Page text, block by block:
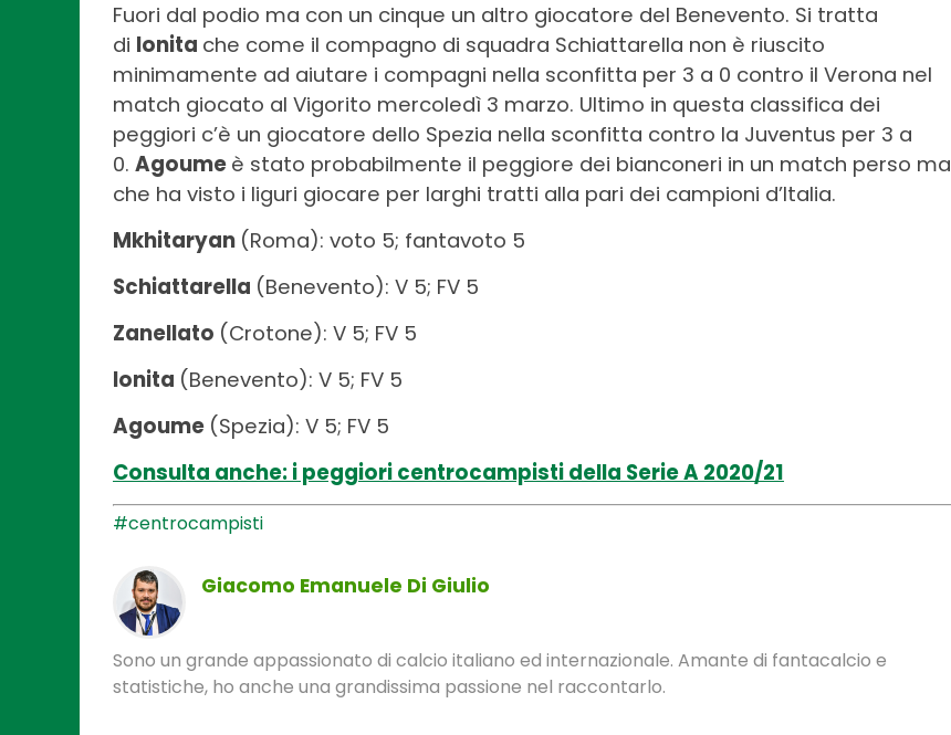
Fuori dal podio ma con un cinque un altro giocatore del Benevento. Si tratta
di Ionita che come il compagno di squadra Schiattarella non è riuscito
minimamente ad aiutare i compagni nella sconfitta per 3 a 0 contro il Verona nel
match giocato al Vigorito mercoledì 3 marzo. Ultimo in questa classifica dei
peggiori c’è un giocatore dello Spezia nella sconfitta contro la Juventus per 3 a
0. Agoume è stato probabilmente il peggiore dei bianconeri in un match perso ma
che ha visto i liguri giocare per larghi tratti alla pari dei campioni d’Italia.
Mkhitaryan (Roma): voto 5; fantavoto 5
Schiattarella (Benevento): V 5; FV 5
Zanellato (Crotone): V 5; FV 5
Ionita (Benevento): V 5; FV 5
Agoume (Spezia): V 5; FV 5
Consulta anche: i peggiori centrocampisti della Serie A 2020/21
#centrocampisti
Giacomo Emanuele Di Giulio
Sono un grande appassionato di calcio italiano ed internazionale. Amante di fantacalcio e
statistiche, ho anche una grandissima passione nel raccontarlo.